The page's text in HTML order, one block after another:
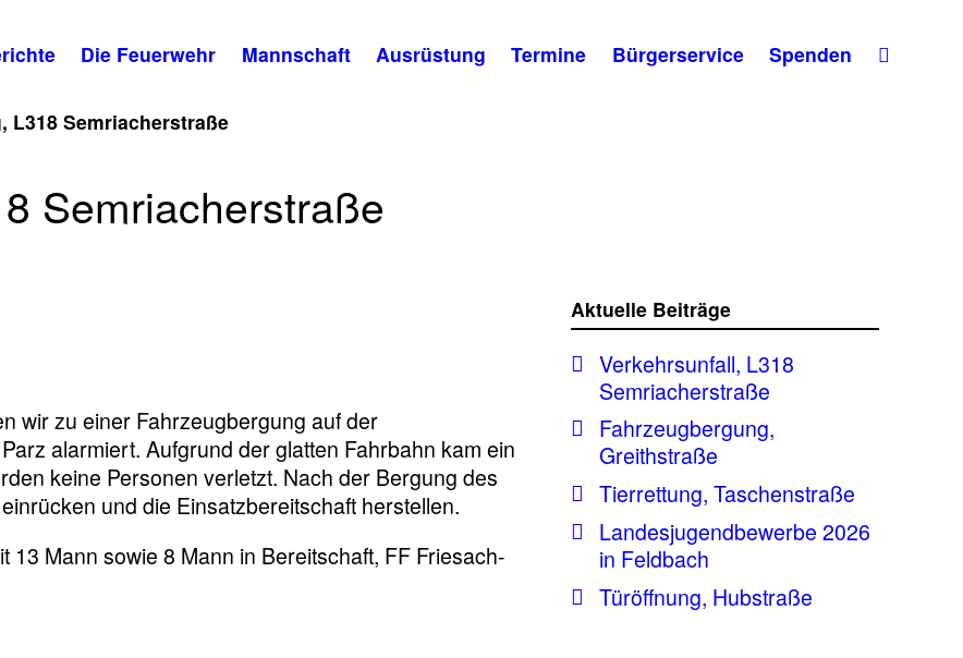
Die Feuerwehr Mannschaft Ausrüstung Termine Bürgerservice Spenden
L318 Semriacherstraße
Semriacherstraße
wir zu einer Fahrzeugbergung auf der
alarmiert. Aufgrund der glatten Fahrbahn kam ein
keine Personen verletzt. Nach der Bergung des
und die Einsatzbereitschaft herstellen.
Mann sowie 8 Mann in Bereitschaft, FF Friesach-
Aktuelle Beiträge
Verkehrsunfall, L318
Semriacherstraße
Fahrzeugbergung,
Greithstraße
Tierrettung, Taschenstraße
Landesjugendbewerbe 2026
in Feldbach
Türöffnung, Hubstraße